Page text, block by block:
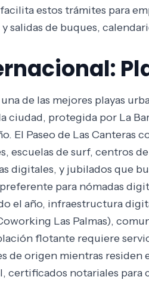
estos trámites para
salidas de buques,
de las mejores playas
ciudad, protegida por La
El Paseo de Las
escuelas de surf, centros
digitales, y jubilados que
para nómadas
el año, infraestructura
Las Palmas),
flotante requiere
de origen mientras
certificados notariales para